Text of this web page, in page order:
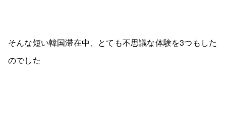
そんな短い韓国滞在中、とても不思議な体験を3つもした
のでした